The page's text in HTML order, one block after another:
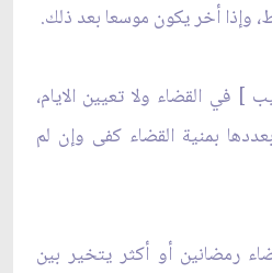
وإذا أخر يكون موسعا بعد ذلك.
] في القضاء ولا تعيين الايام،
بمنية القضاء كفى وإن لم
رمضانين أو أكثر يتخير بين